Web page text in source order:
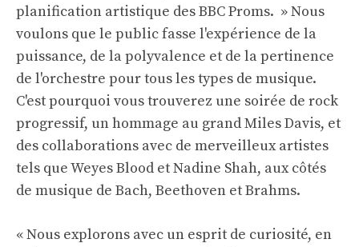
planification artistique des BBC Proms. » Nous
voulons que le public fasse l'expérience de la
puissance, de la polyvalence et de la pertinence
de l'orchestre pour tous les types de musique.
C'est pourquoi vous trouverez une soirée de rock
progressif, un hommage au grand Miles Davis, et
des collaborations avec de merveilleux artistes
tels que Weyes Blood et Nadine Shah, aux côtés
de musique de Bach, Beethoven et Brahms.
« Nous explorons avec un esprit de curiosité, en